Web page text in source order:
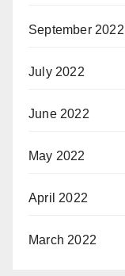
September 2022
July 2022
June 2022
May 2022
April 2022
March 2022